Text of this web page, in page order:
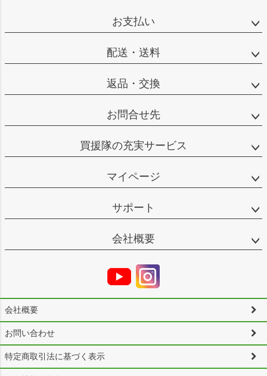
お支払い
配送・送料
返品・交換
お問合せ先
買援隊の充実サービス
マイページ
サポート
会社概要
会社概要
お問い合わせ
特定商取引法に基づく表示